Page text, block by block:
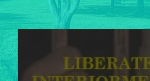
Para un tiempo de
Cuaresma